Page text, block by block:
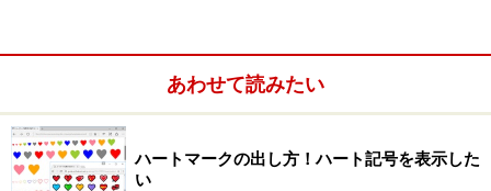
あわせて読みたい
ハートマークの出し方！ハート記号を表示した
い